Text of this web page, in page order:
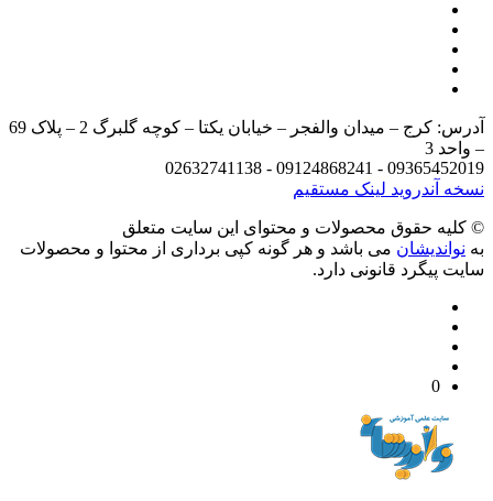
آدرس: کرج – میدان والفجر – خیابان یکتا – کوچه گلبرگ 2 – پلاک 69
3
09365452019 - 09124868241 -
آندرویدلینک مستقیم
حقوق محصولات و محتوای اين سایت متعلق
می باشد و هر گونه کپی برداری از محتوا و محصولات
پیگرد قانونی دارد.